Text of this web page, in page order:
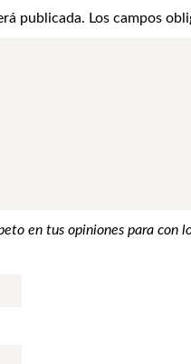
publicada. Los campos
en tus opiniones para con